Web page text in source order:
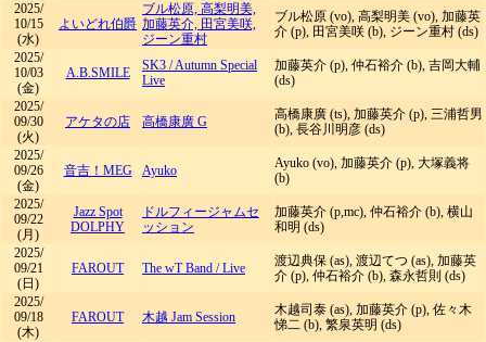
2025/
10/15
(水)
よいどれ伯爵
ブル松原, 高梨明美,
加藤英介, 田宮美咲,
ジーン重村
ブル松原 (vo), 高梨明美 (vo), 加藤英
介 (p), 田宮美咲 (b), ジーン重村 (ds)
2025/
10/03
(金)
A.B.SMILE SK3 /Autumn Special
Live
加藤英介 (p), 仲石裕介 (b), 吉岡大輔
(ds)
2025/
09/30
(火)
アケタの店 高橋康廣 G
高橋康廣 (ts), 加藤英介 (p), 三浦哲男
(b), 長谷川明彦 (ds)
2025/
09/26
(金)
音吉！MEG Ayuko
Ayuko (vo), 加藤英介 (p), 大塚義将
(b)
2025/
09/22
(月)
Jazz Spot
DOLPHY
ドルフィージャムセ
ッション
加藤英介 (p,mc), 仲石裕介 (b), 横山
和明 (ds)
2025/
09/21
(日)
FAROUT The wT Band /Live
渡辺典保 (as), 渡辺てつ (as), 加藤英
介 (p), 仲石裕介 (b), 森永哲則 (ds)
2025/
09/18
(木)
FAROUT 木越 Jam Session
木越司泰 (as), 加藤英介 (p), 佐々木
悌二 (b), 繁泉英明 (ds)